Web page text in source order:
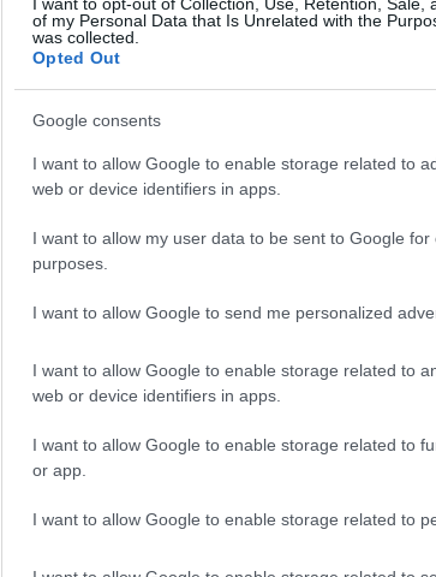
of my Personal Data that Is Unrelated with the
was collected.
Opted Out
Google consents
I want to allow Google to enable storage related to
web or device identifiers in apps.
I want to allow my user data to be sent to Google for
purposes.
I want to allow Google to send me personalized
I want to allow Google to enable storage related to
web or device identifiers in apps.
I want to allow Google to enable storage related to
or app.
I want to allow Google to enable storage related to